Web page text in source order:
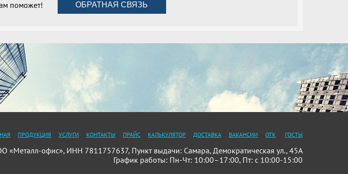
поможет! ОБРАТНАЯ СВЯЗЬ
ПРОДУКЦИЯ УСЛУГИ КОНТАКТЫ ПРАЙС КАЛЬКУЛЯТОР ДОСТАВКА ВАКАНСИИ ОТК ГОСТЫ
«Металл-офис», ИНН 7811757637, Пункт выдачи: Самара, Демократическая ул., 45А
График работы: Пн-Чт: 10:00–17:00, Пт: с 10:00-15:00